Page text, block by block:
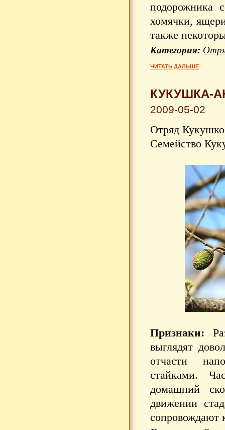
подорожника
хомячки,
также
Категория:
ЧИТАТЬ ДАЛЬШЕ
КУКУШКА-
2009-05-02
Отряд
Семейство
Признаки:
выглядят
отчасти
стайками.
домашний
движении
сопровождают